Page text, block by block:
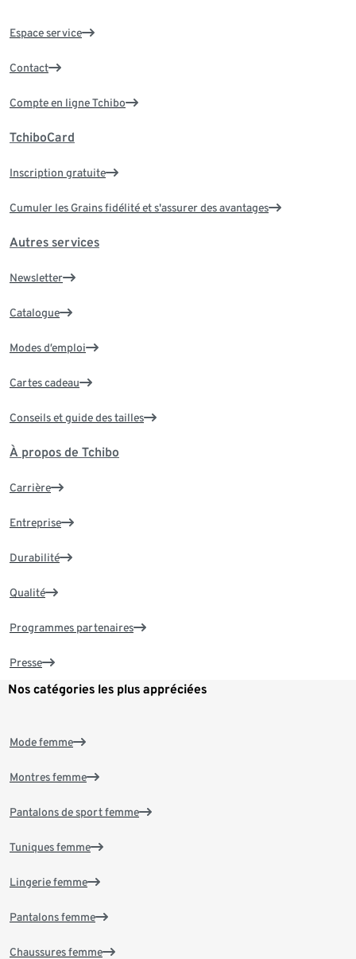
Espace service
Contact
Compte en ligne Tchibo
TchiboCard
Inscription gratuite
Cumuler les Grains fidélité et s'assurer des avantages
Autres services
Newsletter
Catalogue
Modes d’emploi
Cartes cadeau
Conseils et guide des tailles
À propos de Tchibo
Carrière
Entreprise
Durabilité
Qualité
Programmes partenaires
Presse
Nos catégories les plus appréciées
Mode femme
Montres femme
Pantalons de sport femme
Tuniques femme
Lingerie femme
Pantalons femme
Chaussures femme